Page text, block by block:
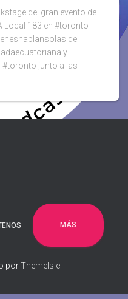
del gran evento de
Local 183 en #toronto
de
y
#toronto junto a las
MÁS
porThemeIsle